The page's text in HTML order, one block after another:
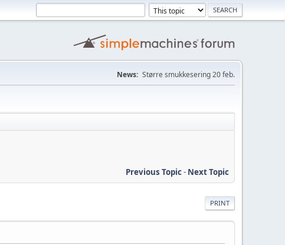
News: Større smukkesering 20 feb.
Previous Topic- Next Topic
PRINT